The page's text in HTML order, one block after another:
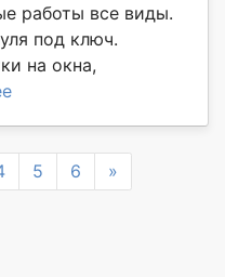
работы все виды.
под ключ.
на окна,
5 6 »